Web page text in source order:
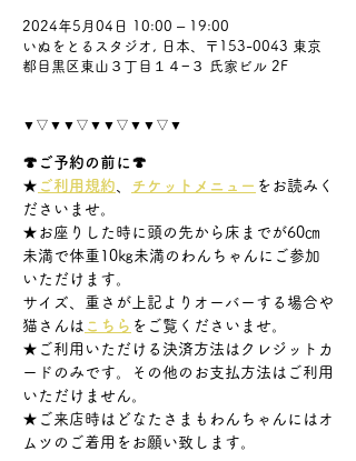
2024年5月04日 10:00 – 19:00
いぬをとるスタジオ, 日本、〒153-0043 東京
都目黒区東山３丁目１４−３ 氏家ビル 2F
▼▽▼▼▽▼▼▽▼▼▽▼
🍄ご予約の前に🍄
★ ご利用規約 チケットメニュー をお読みく
ださいませ。
★お座りした時に頭の先から床までが60㎝
未満で体重10㎏未満のわんちゃんにご参加
いただけます。
サイズ、重さが上記よりオーバーする場合や
猫さんは こちら をご覧くださいませ。
★ご利用いただける決済方法はクレジットカ
ードのみです。その他のお支払方法はご利用
いただけません。
★ご来店時はどなたさまもわんちゃんにはオ
ムツのご着用をお願い致します。